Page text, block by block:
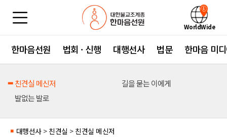
WorldWide
한마음선원 법회 · 신행 대행선사 법문 한마음 미
친견실 메신저
길을 묻는 이에게
발없는 발로
■ 대행선사> 친견실 > 친견실 메신저